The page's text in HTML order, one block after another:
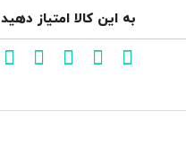
به این کالا امتیاز دهید